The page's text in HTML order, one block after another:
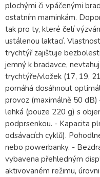
plochými či vpáčenými
ostatním maminkám.
tak pro ty, které čelí
ustálenou laktací.
trychtýř zajištuje
jemný k bradavce,
trychtýře/vložek (17, 19,
pomáhá dosáhnout
provoz (maximálně 50 dB)
lehká (pouze 220 g) s
podprsenkou. - Kapacita
odsávacích cyklů).
nebo powerbanky. -
vybavena přehledným
aktivovaném režimu,